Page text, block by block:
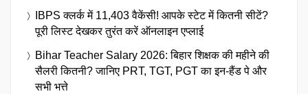
IBPS क्लर्क में 11,403 वैकेंसी! आपके स्टेट में कितनी सीटें?
पूरी लिस्ट देखकर तुरंत करें ऑनलाइन एप्लाई
Bihar Teacher Salary 2026: बिहार शिक्षक की महीने की
सैलरी कितनी? जानिए PRT, TGT, PGT का इन-हैंड पे और
सभी भत्ते